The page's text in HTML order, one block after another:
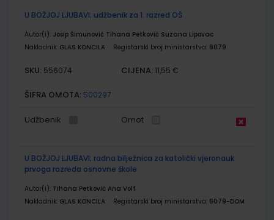
U BOŽJOJ LJUBAVI; udžbenik za 1. razred OŠ
Autor(i): Josip Šimunović Tihana Petković Suzana Lipovac
Nakladnik: GLAS KONCILA Registarski broj ministarstva: 6079
SKU: 556074 CIJENA: 11,55 €
ŠIFRA OMOTA: 500297
Udžbenik Omot
U BOŽJOJ LJUBAVI; radna bilježnica za katolički vjeronauk
prvoga razreda osnovne škole
Autor(i): Tihana Petković Ana Volf
Nakladnik: GLAS KONCILA Registarski broj ministarstva: 6079-DOM